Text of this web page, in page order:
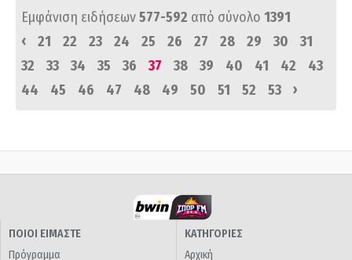
Εμφάνιση ειδήσεων577-592 από σύνολο 1391
‹
21 22 23 24 25 26 27 28 29 30
31
32
33 34 35 36 37 38 39 40 41 42
43
44
45 46 47 48 49 50 51 52 53 ›
ΠΟΙΟΙ ΕΙΜΑΣΤΕ
Πρόγραμμα
ΚΑΤΗΓΟΡΙΕΣ
Αρχική